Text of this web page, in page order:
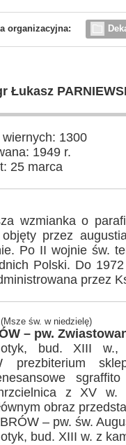
organizacyjna:
Łukasz
wiernych: 1300
1949 r.
25 marca
wzmianka o
objęty przez
Po II wojnie św.
Polski. Do
przez
(Msze św. w niedzielę)
– pw.
bud. XIII w.,
prezbiterium
z XV w.
obraz
– pw. św.
bud. XIII w. z